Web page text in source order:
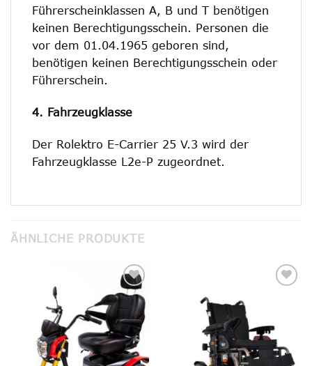
Führerscheinklassen A, B und T benötigen
keinen Berechtigungsschein. Personen die
vor dem 01.04.1965 geboren sind,
benötigen keinen Berechtigungsschein oder
Führerschein.
4. Fahrzeugklasse
Der Rolektro E-Carrier 25 V.3 wird der
Fahrzeugklasse L2e-P zugeordnet.
ÄHNLICHE PRODUKTE
Add to
wishlist